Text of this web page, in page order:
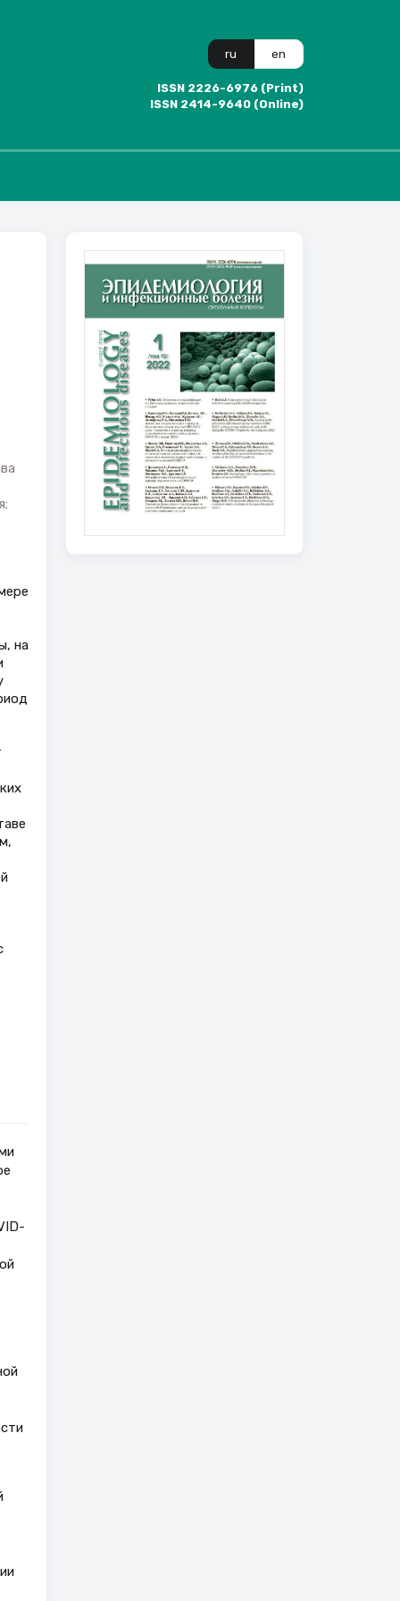
ru en
ISSN 2226-6976 (Print)
ISSN 2414-9640 (Online)
на